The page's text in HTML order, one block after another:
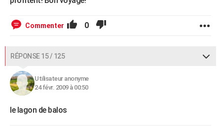
Commenter 0
RÉPONSE 15 / 125
Utilisateur anonyme
24 févr. 2009 à 00:50
le lagon de balos